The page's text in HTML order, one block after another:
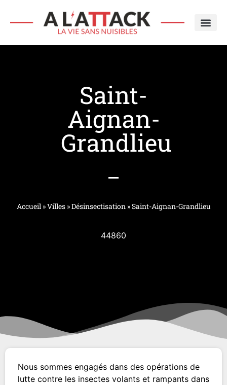
Saint-
Aignan-
Grandlieu
Accueil»Villes»Désinsectisation»Saint-Aignan-Grandlieu
44860
Nous sommes engagés dans des opérations de
lutte contre les insectes volants et rampants dans